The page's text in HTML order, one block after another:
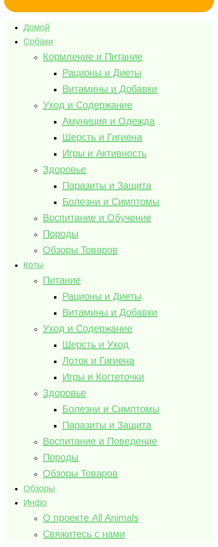
Домой
Собаки
Кормление и Питание
Рационы и Диеты
Витамины и Добавки
Уход и Содержание
Амуниция и Одежда
Шерсть и Гигиена
Игры и Активность
Здоровье
Паразиты и Защита
Болезни и Симптомы
Воспитание и Обучение
Породы
Обзоры Товаров
Коты
Питание
Рационы и Диеты
Витамины и Добавки
Уход и Содержание
Шерсть и Уход
Лоток и Гигиена
Игры и Когтеточки
Здоровье
Болезни и Симптомы
Паразиты и Защита
Воспитание и Поведение
Породы
Обзоры Товаров
Обзоры
Инфо
О проекте All Animals
Свяжитесь с нами